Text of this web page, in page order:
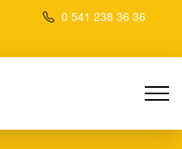
0 541 238 36 36